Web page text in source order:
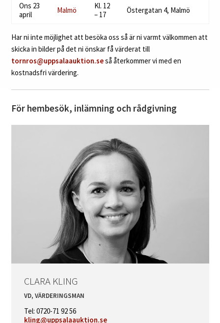
Ons 23
april
Malmö
Kl. 12
– 17
Östergatan 4, Malmö
Har ni inte möjlighet att besöka oss så är ni varmt välkommen att
skicka in bilder på det ni önskar få värderat till
tornros@uppsalaauktion.seså återkommer vi med en
kostnadsfri värdering.
För hembesök, inlämning och rådgivning
CLARA KLING
VD, VÄRDERINGSMAN
Tel: 0720-71 92 56
kling@uppsalaauktion.se